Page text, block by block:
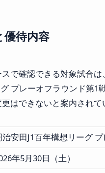
優待内容
で確認できる対象試合
プレーオフラウンド第
はできないと案内されて
治安田J1百年構想リーグ
年5月30日（土）